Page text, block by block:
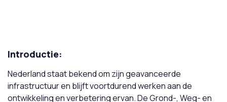
Introductie:
Nederland staat bekend om zijn geavanceerde
infrastructuur en blijft voortdurend werken aan de
ontwikkeling en verbetering ervan. De Grond-, Weg- en